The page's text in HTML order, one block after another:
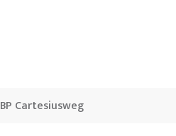
BP Cartesiusweg